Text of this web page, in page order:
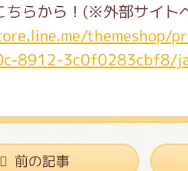
ちらから！(※外部サイト
themeshop/
8912-3c0f0283cbf8/
前の記事